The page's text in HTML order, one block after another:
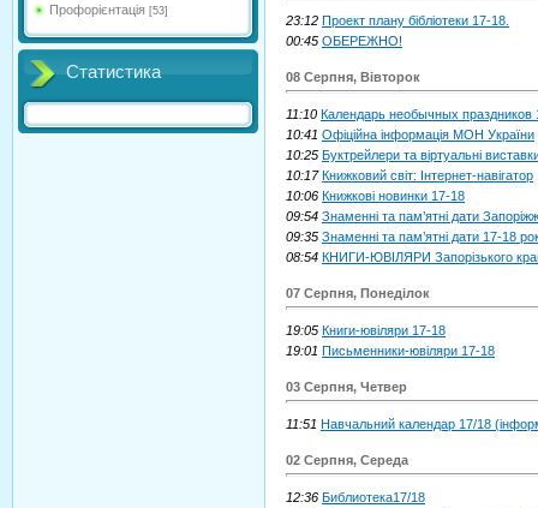
Профорієнтація [53]
Статистика
23:12 Проект плану бібліотеки 17-18.
00:45 ОБЕРЕЖНО!
08 Серпня, Вівторок
11:10 Календарь необычных праздников
10:41 Офіційна інформація МОН України
10:25 Буктрейлери та віртуальні
10:17 Книжковий світ: Інтернет-навігатор
10:06 Книжкові новинки 17-18
09:54 Знаменні та пам’ятні дати
09:35 Знаменні та пам’ятні дати 17-18
08:54 КНИГИ-ЮВІЛЯРИ Запорізького
07 Серпня, Понеділок
19:05 Книги-ювіляри 17-18
19:01 Письменники-ювіляри 17-18
03 Серпня, Четвер
11:51 Навчальний календар 17/18
02 Серпня, Середа
12:36 Библиотека17/18